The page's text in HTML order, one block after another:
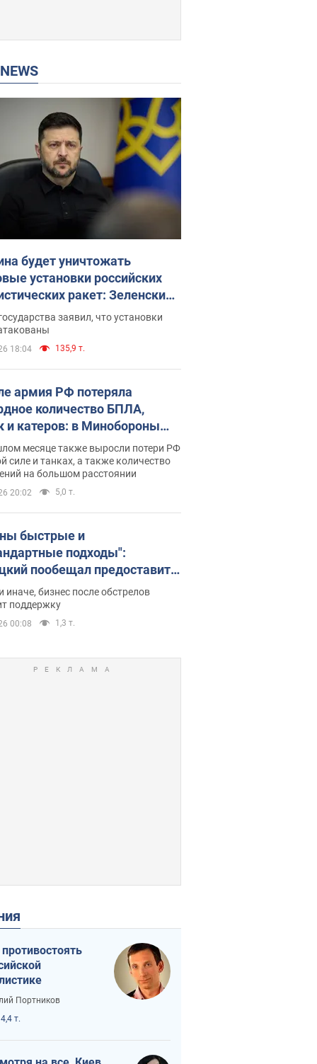
NEWS
будет уничтожать
установки российских
ракет: Зеленский
заседание СНБО
заявил, что установки
18:04 135,9 т.
армия РФ потеряла
количество БПЛА,
и катеров: в Минобороны
статистику
месяце также выросли потери РФ
силе и танках, а также количество
на большом расстоянии
20:02 5,0 т.
быстрые и
подходы":
пообещал предоставить
приоритетный доступ к
складским
иначе, бизнес после обстрелов
поддержку
00:08 1,3 т.
Портников
т.